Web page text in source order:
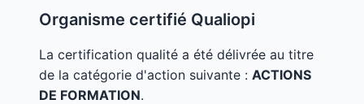
Organisme certifié Qualiopi
La certification qualité a été délivrée au titre
de la catégorie d'action suivante : ACTIONS
DE FORMATION.